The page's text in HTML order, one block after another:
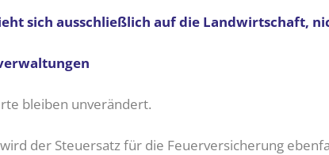
sich ausschließlich auf die Landwirtschaft,
bleiben unverändert.
der Steuersatz für die Feuerversicherung